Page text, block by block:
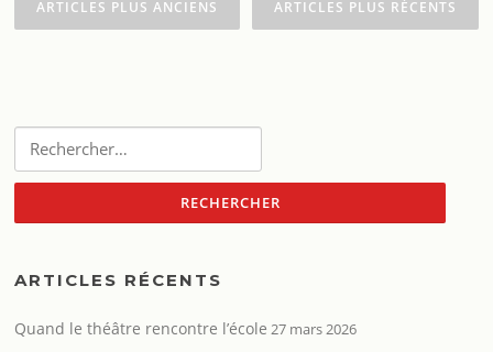
articles
ARTICLES PLUS ANCIENS ARTICLES PLUS RÉCENTS
ARTICLES RÉCENTS
Quand le théâtre rencontre l’école 27 mars 2026